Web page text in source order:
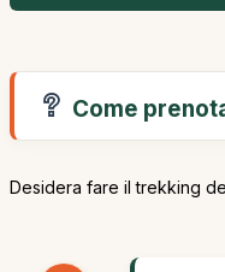
Come
Desidera fare il trekking